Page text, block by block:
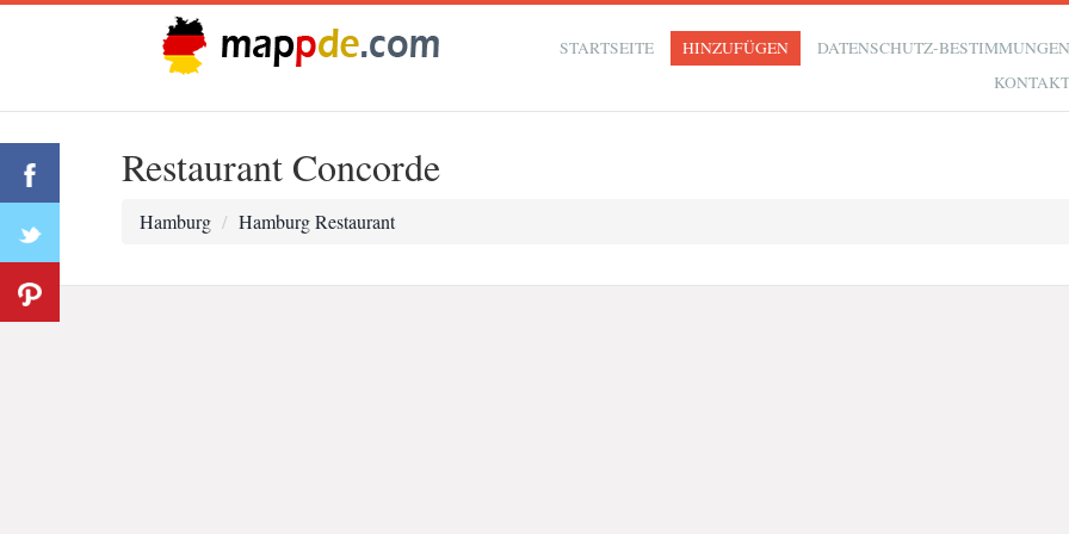
STARTSEITE HINZUFÜGEN
DATENSCHUTZ-
Restaurant Concorde
Hamburg Hamburg Restaurant